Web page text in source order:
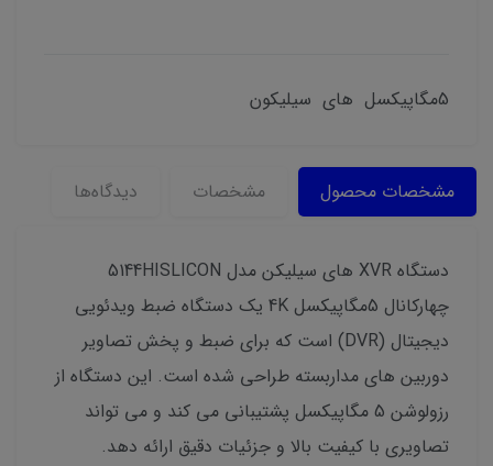
5مگاپیکسل های سیلیکون
مشخصات محصول مشخصات دیدگاه‌ها
دستگاه XVR های سیلیکن مدل 5144HISLICON
چهارکانال 5مگاپیکسل 4K یک دستگاه ضبط ویدئویی
دیجیتال (DVR) است که برای ضبط و پخش تصاویر
دوربین های مداربسته طراحی شده است. این دستگاه از
رزولوشن 5 مگاپیکسل پشتیبانی می کند و می تواند
تصاویری با کیفیت بالا و جزئیات دقیق ارائه دهد.